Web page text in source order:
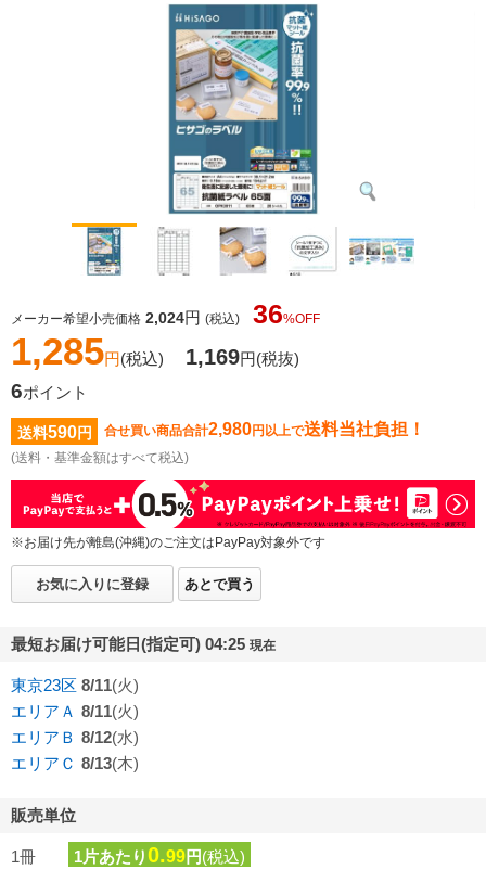
メーカー希望小売価格 2,024円 (税込) 36%OFF
1,285円(税込) 1,169円(税抜)
6ポイント
送料590円 合せ買い商品合計2,980円以上で送料当社負担！
(送料・基準金額はすべて税込)
※お届け先が離島(沖縄)のご注文はPayPay対象外です
お気に入りに登録 あとで買う
最短お届け可能日(指定可) 04:25 現在
東京23区 8/11(火)
エリアＡ 8/11(火)
エリアＢ 8/12(水)
エリアＣ 8/13(木)
販売単位
1冊 1片あたり 0.99円(税込)